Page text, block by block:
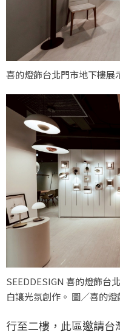
喜的燈飾台北門市地下樓展
SEEDDESIGN 喜的燈飾台
白讓光氛創作。 圖／喜的燈
行至二樓，此區邀請